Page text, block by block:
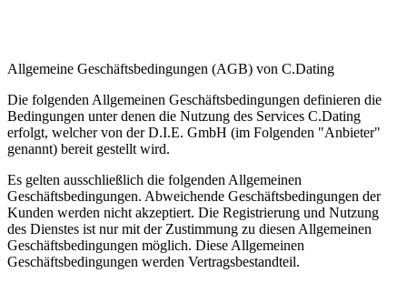
Allgemeine Geschäftsbedingungen (AGB) von C.Dating
Die folgenden Allgemeinen Geschäftsbedingungen definieren die
Bedingungen unter denen die Nutzung des Services C.Dating
erfolgt, welcher von der D.I.E. GmbH (im Folgenden "Anbieter"
genannt) bereit gestellt wird.
Es gelten ausschließlich die folgenden Allgemeinen
Geschäftsbedingungen. Abweichende Geschäftsbedingungen der
Kunden werden nicht akzeptiert. Die Registrierung und Nutzung
des Dienstes ist nur mit der Zustimmung zu diesen Allgemeinen
Geschäftsbedingungen möglich. Diese Allgemeinen
Geschäftsbedingungen werden Vertragsbestandteil.